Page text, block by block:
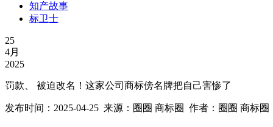
知产故事
标卫士
25
4月
2025
罚款、 被迫改名！这家公司商标傍名牌把自己害惨了
发布时间：2025-04-25 来源：圈圈 商标圈 作者：圈圈 商标